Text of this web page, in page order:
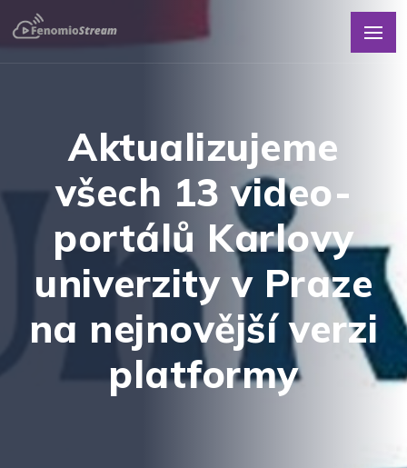
Aktualizujeme
všech 13 video-
portálů Karlovy
univerzity v Praze
na nejnovější verzi
platformy